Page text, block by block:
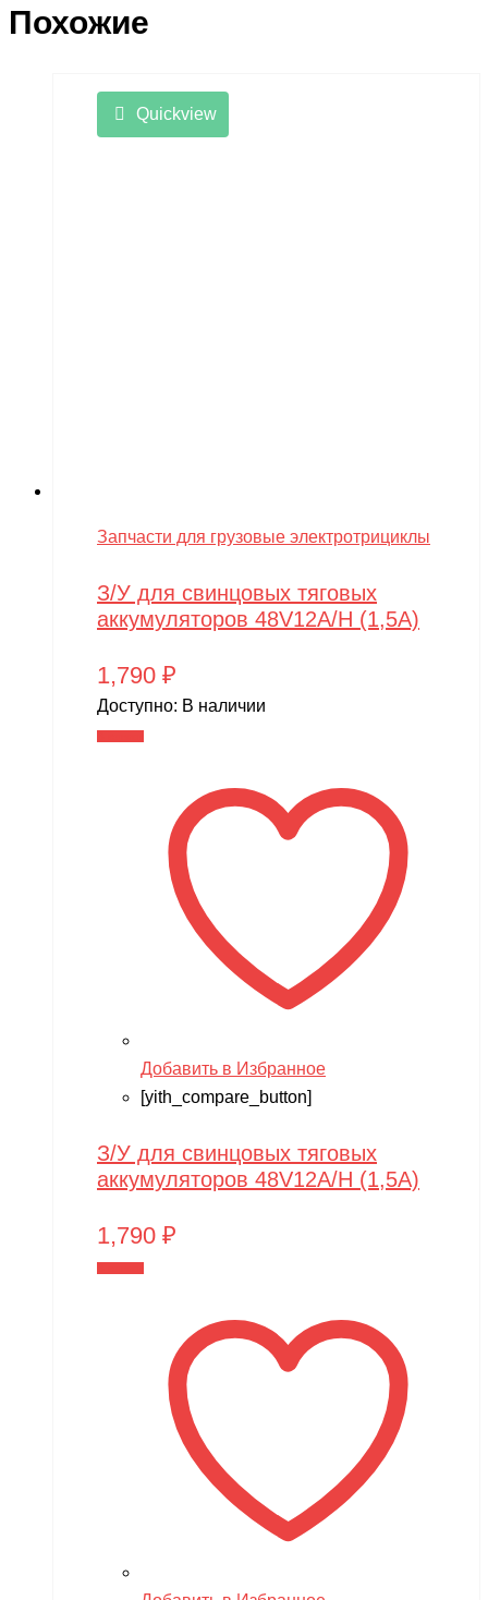
Похожие
Quickview
Запчасти для грузовые электротрициклы
З/У для свинцовых тяговых
аккумуляторов 48V12A/H (1,5A)
1,790 ₽
Доступно: В наличии
Добавить в Избранное
[yith_compare_button]
З/У для свинцовых тяговых
аккумуляторов 48V12A/H (1,5A)
1,790 ₽